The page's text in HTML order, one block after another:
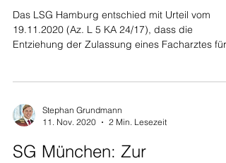
Das LSG Hamburg entschied mit Urteil vom
19.11.2020 (Az. L 5 KA 24/17), dass die
Entziehung der Zulassung eines Facharztes für
Stephan Grundmann
11. Nov. 2020
2 Min. Lesezeit
SG München: Zur